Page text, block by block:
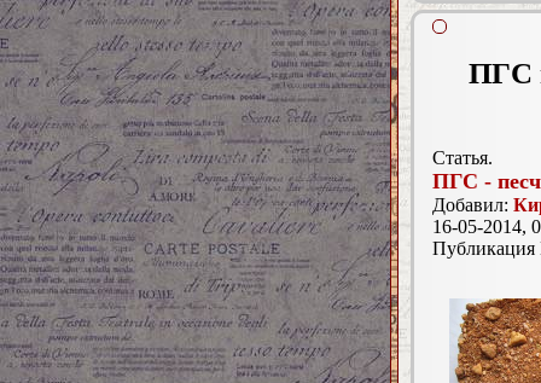
ПГС
Статья.
ПГС -
Добавил:
16-05-2014,